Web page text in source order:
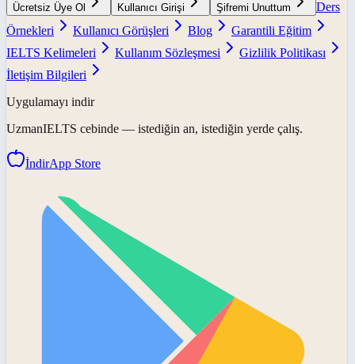
Ücretsiz Üye Ol Kullanıcı Girişi Şifremi Unuttum
Ders
Örnekleri
Kullanıcı Görüşleri Blog
Garantili Eğitim
IELTS Kelimeleri
Kullanım Sözleşmesi
Gizlilik Politikası
İletişim Bilgileri
Uygulamayı indir
UzmanIELTS cebinde — istediğin an, istediğin yerde çalış.
İndirApp Store